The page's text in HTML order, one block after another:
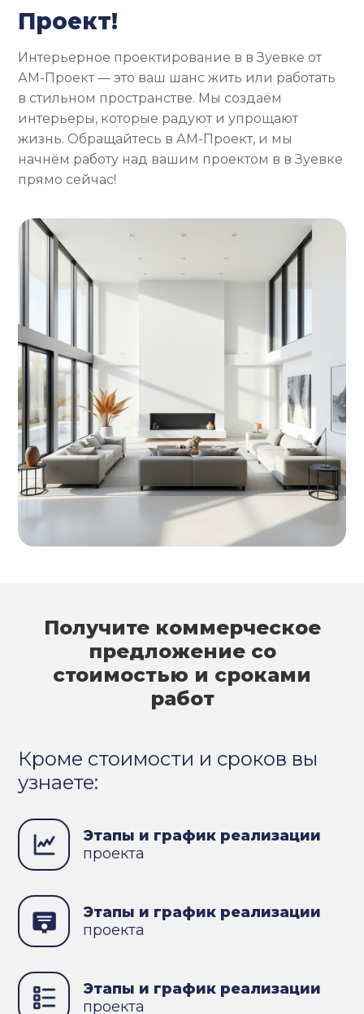
Проект!
Интерьерное проектирование в в Зуевке от
АМ-Проект — это ваш шанс жить или работать
в стильном пространстве. Мы создаём
интерьеры, которые радуют и упрощают
жизнь. Обращайтесь в АМ-Проект, и мы
начнём работу над вашим проектом в в Зуевке
прямо сейчас!
Получите коммерческое
предложение со
стоимостью и сроками
работ
Кроме стоимости и сроков вы
узнаете:
Этапы и график реализации
проекта
Этапы и график реализации
проекта
Этапы и график реализации
проекта